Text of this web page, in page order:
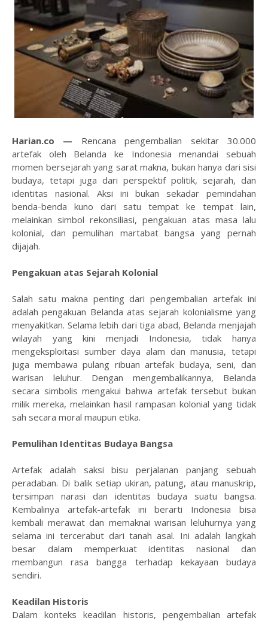
Harian.co — Rencana pengembalian sekitar 30.000
artefak oleh Belanda ke Indonesia menandai sebuah
momen bersejarah yang sarat makna, bukan hanya dari sisi
budaya, tetapi juga dari perspektif politik, sejarah, dan
identitas nasional. Aksi ini bukan sekadar pemindahan
benda-benda kuno dari satu tempat ke tempat lain,
melainkan simbol rekonsiliasi, pengakuan atas masa lalu
kolonial, dan pemulihan martabat bangsa yang pernah
dijajah.
Pengakuan atas Sejarah Kolonial
Salah satu makna penting dari pengembalian artefak ini
adalah pengakuan Belanda atas sejarah kolonialisme yang
menyakitkan. Selama lebih dari tiga abad, Belanda menjajah
wilayah yang kini menjadi Indonesia, tidak hanya
mengeksploitasi sumber daya alam dan manusia, tetapi
juga membawa pulang ribuan artefak budaya, seni, dan
warisan leluhur. Dengan mengembalikannya, Belanda
secara simbolis mengakui bahwa artefak tersebut bukan
milik mereka, melainkan hasil rampasan kolonial yang tidak
sah secara moral maupun etika.
Pemulihan Identitas Budaya Bangsa
Artefak adalah saksi bisu perjalanan panjang sebuah
peradaban. Di balik setiap ukiran, patung, atau manuskrip,
tersimpan narasi dan identitas budaya suatu bangsa.
Kembalinya artefak-artefak ini berarti Indonesia bisa
kembali merawat dan memaknai warisan leluhurnya yang
selama ini tercerabut dari tanah asal. Ini adalah langkah
besar dalam memperkuat identitas nasional dan
membangun rasa bangga terhadap kekayaan budaya
sendiri.
Keadilan Historis
Dalam konteks keadilan historis, pengembalian artefak